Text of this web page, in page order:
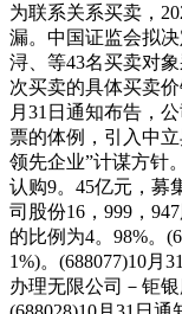
为联系关系买卖，
漏。中国证监会拟
浔、等43名买卖对
次买卖的具体买卖
月31日通知布告，
票的体例，引入中
领先企业”计谋方针
认购9。45亿元，募
司股份16，999，
的比例为4。98%。
1%)。(688077)10
办理无限公司－钜